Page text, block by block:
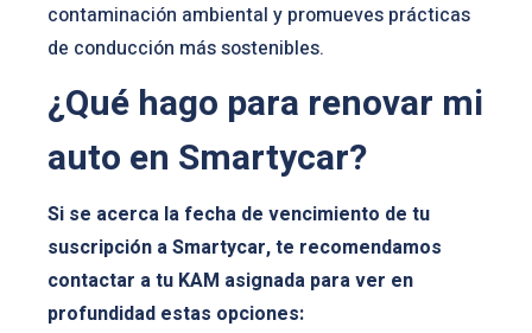
contaminación ambiental y promueves prácticas
de conducción más sostenibles.
¿Qué hago para renovar mi
auto en Smartycar?
Si se acerca la fecha de vencimiento de tu
suscripción a Smartycar, te recomendamos
contactar a tu KAM asignada para ver en
profundidad estas opciones: